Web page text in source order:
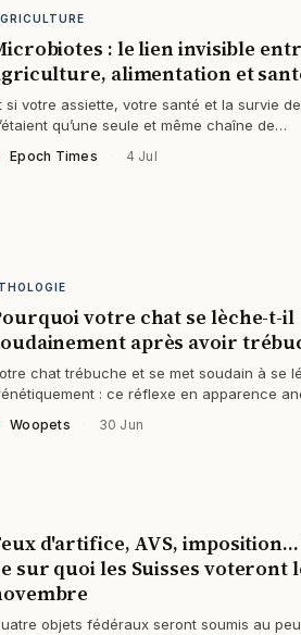
: le lien invisible
alimentation et
si votre assiette, votre santé et la survie
qu’une seule et même chaîne de
Epoch Times 4 Jul
votre chat se lèche-t-il
après avoir
chat trébuche et se met soudain à se
: ce réflexe en apparence
Woopets 30 Jun
d'artifice, AVS,
sur quoi les Suisses voteront
objets fédéraux seront soumis au